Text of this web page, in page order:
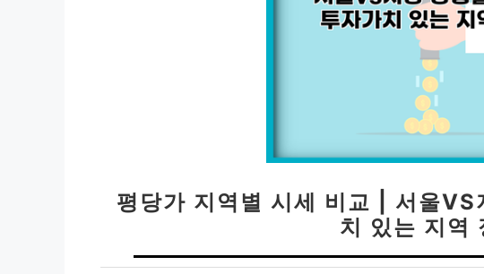
평당가 지역별 시세 비교 | 서울
치 있는 지역